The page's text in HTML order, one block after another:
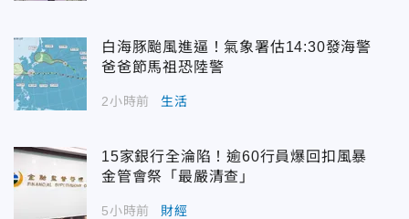
白海豚颱風進逼！氣象署估14:30發海警
爸爸節馬祖恐陸警
2小時前 生活
15家銀行全淪陷！逾60行員爆回扣風暴
金管會祭「最嚴清查」
5小時前 財經